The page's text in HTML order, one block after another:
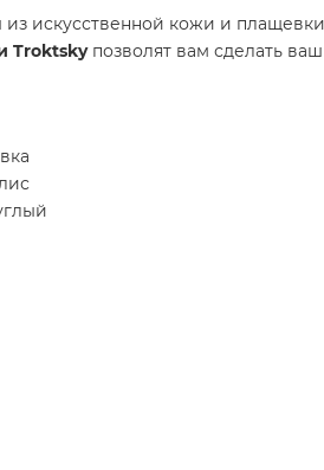
искусственной кожи и
Troktskyпозволят вам сделать